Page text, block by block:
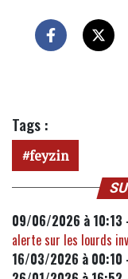
Tags :
feyzin
09/06/2026 à 10:13
alerte sur les lourds
16/03/2026 à 00:10